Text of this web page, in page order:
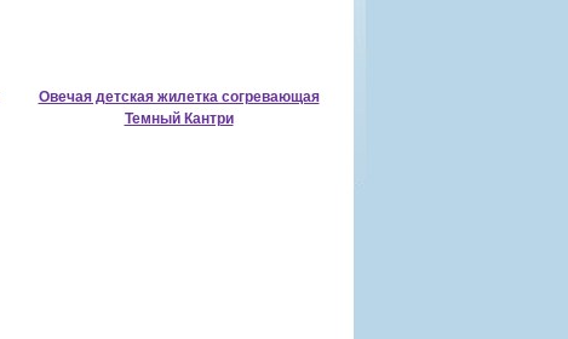
Овечая детская жилетка согревающая
Темный Кантри